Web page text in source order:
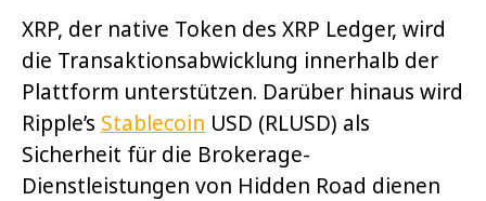
XRP, der native Token des XRP Ledger, wird
die Transaktionsabwicklung innerhalb der
Plattform unterstützen. Darüber hinaus wird
Ripple’s Stablecoin USD (RLUSD) als
Sicherheit für die Brokerage-
Dienstleistungen von Hidden Road dienen